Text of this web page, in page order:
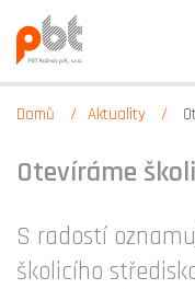
Domů Aktuality
Otevíráme
S radostí
školicího